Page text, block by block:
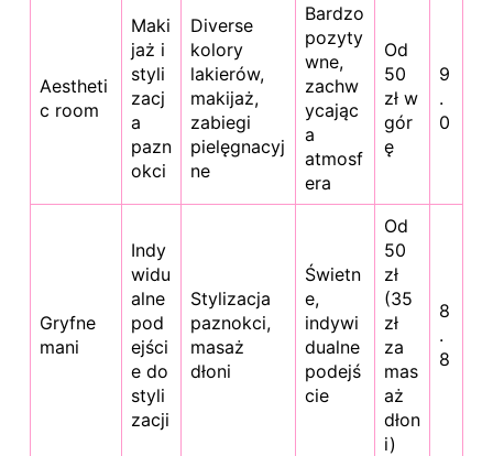
Aestheti
c room
Maki
jaż i
styli
zacj
a
pazn
okci
Diverse
kolory
lakierów,
makijaż,
zabiegi
pielęgnacyj
ne
Bardzo
pozyty
wne,
zachw
ycając
a
atmosf
era
Od
50
zł w
gór
ę
9
.
0
Gryfne
mani
Indy
widu
alne
pod
ejści
e do
styli
zacji
Stylizacja
paznokci,
masaż
dłoni
Świetn
e,
indywi
dualne
podejś
cie
Od
50
zł
(35
zł
za
mas
aż
dłon
i)
8
.
8